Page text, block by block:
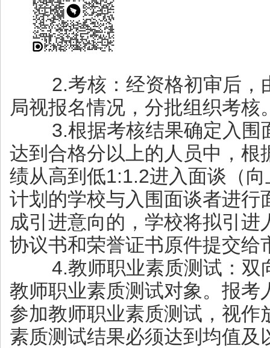
2.考核：经资格初审后，
局视报名情况，分批组织考核
3.根据考核结果确定入围
达到合格分以上的人员中，根
绩从高到低1:1.2进入面谈（
计划的学校与入围面谈者进行
成引进意向的，学校将拟引
协议书和荣誉证书原件提交给
4.教师职业素质测试：双
教师职业素质测试对象。报考
参加教师职业素质测试，视作
素质测试结果必须达到均值及